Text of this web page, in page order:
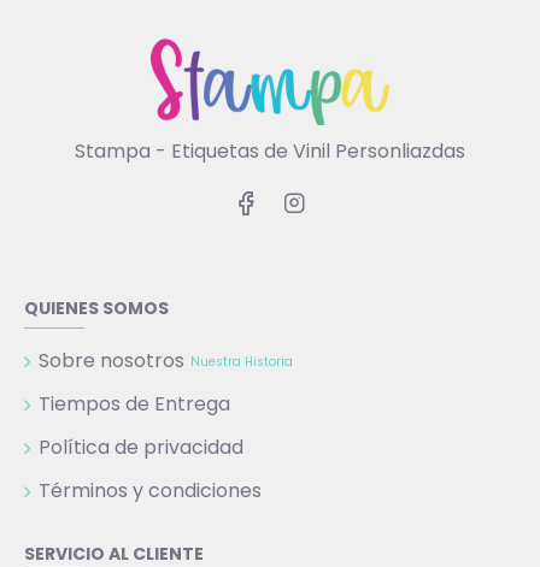
Stampa - Etiquetas de Vinil Personliazdas
QUIENES SOMOS
Sobre nosotros Nuestra Historia
Tiempos de Entrega
Política de privacidad
Términos y condiciones
SERVICIO AL CLIENTE